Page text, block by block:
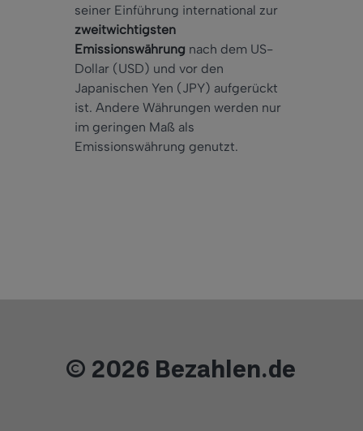
seiner Einführung international zur
zweitwichtigsten
Emissionswährung nach dem US-
Dollar (USD) und vor den
Japanischen Yen (JPY) aufgerückt
ist. Andere Währungen werden nur
im geringen Maß als
Emissionswährung genutzt.
© 2026 Bezahlen.de